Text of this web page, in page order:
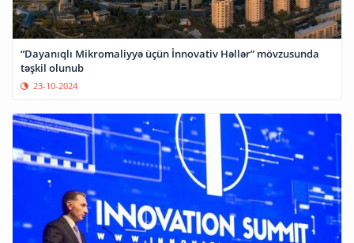
“Dayanıqlı Mikromaliyyə üçün İnnovativ Həllər” mövzusunda
təşkil olunub
23-10-2024